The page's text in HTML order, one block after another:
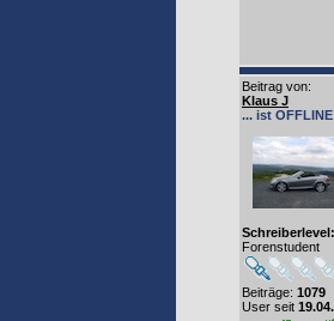
Beitrag von:
Klaus J
... ist OFFLINE
Schreiberlevel:
Forenstudent
Beiträge: 1079
User seit